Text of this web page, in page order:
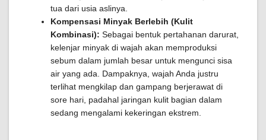
tua dari usia aslinya.
Kompensasi Minyak Berlebih (Kulit
Kombinasi): Sebagai bentuk pertahanan darurat,
kelenjar minyak di wajah akan memproduksi
sebum dalam jumlah besar untuk mengunci sisa
air yang ada. Dampaknya, wajah Anda justru
terlihat mengkilap dan gampang berjerawat di
sore hari, padahal jaringan kulit bagian dalam
sedang mengalami kekeringan ekstrem.